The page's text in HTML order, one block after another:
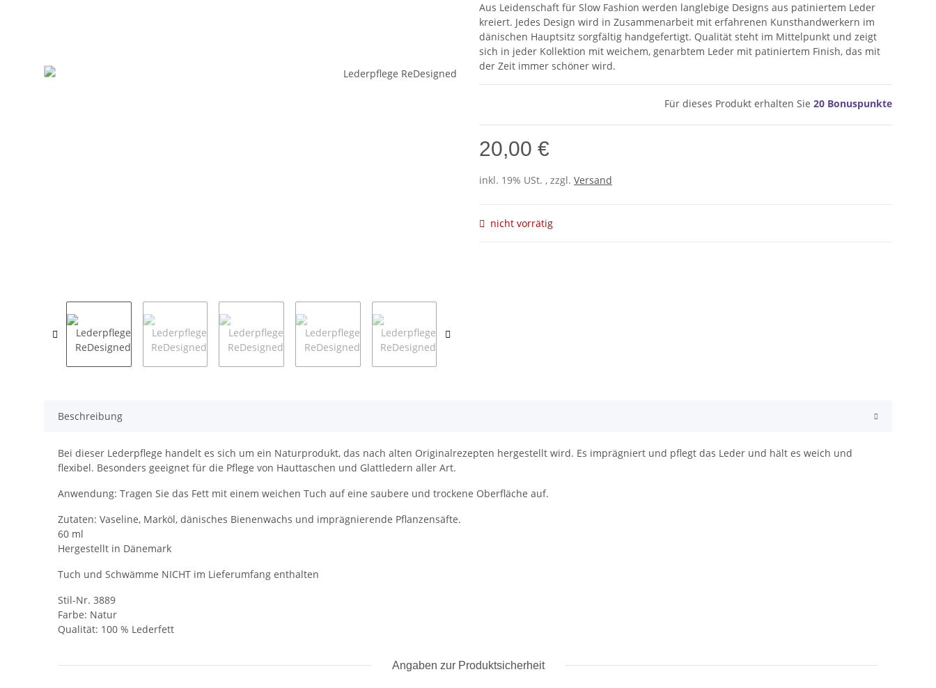
Aus Leidenschaft für Slow Fashion werden langlebige Designs aus patiniertem Leder
kreiert. Jedes Design wird in Zusammenarbeit mit erfahrenen Kunsthandwerkern im
dänischen Hauptsitz sorgfältig handgefertigt. Qualität steht im Mittelpunkt und zeigt
sich in jeder Kollektion mit weichem, genarbtem Leder mit patiniertem Finish, das mit
der Zeit immer schöner wird.
Für dieses Produkt erhalten Sie 20 Bonuspunkte
20,00 €
inkl. 19% USt. , zzgl. Versand
nicht vorrätig
Beschreibung
Bei dieser Lederpflege handelt es sich um ein Naturprodukt, das nach alten Originalrezepten hergestellt wird. Es imprägniert und pflegt das Leder und hält es weich und
flexibel. Besonders geeignet für die Pflege von Hauttaschen und Glattledern aller Art.
Anwendung: Tragen Sie das Fett mit einem weichen Tuch auf eine saubere und trockene Oberfläche auf.
Zutaten: Vaseline, Marköl, dänisches Bienenwachs und imprägnierende Pflanzensäfte.
60 ml
Hergestellt in Dänemark
Tuch und Schwämme NICHT im Lieferumfang enthalten
Stil-Nr. 3889
Farbe: Natur
Qualität: 100 % Lederfett
Angaben zur Produktsicherheit